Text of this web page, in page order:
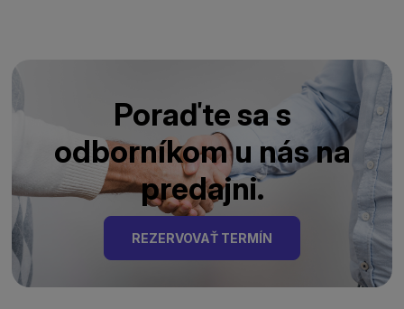
Poraďte sa s
odborníkom u nás na
predajni.
REZERVOVAŤ TERMÍN